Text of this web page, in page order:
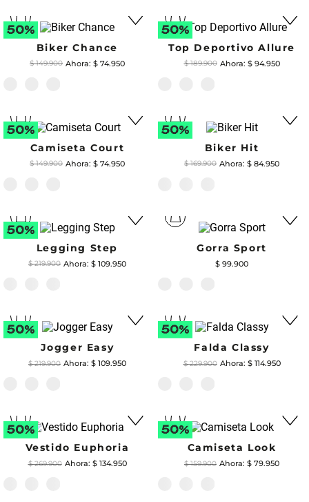
Biker Chance
$ 149.900 $ 74.950
Top Deportivo Allure
$ 189.900 $ 94.950
Camiseta Court
$ 149.900 $ 74.950
Biker Hit
$ 169.900 $ 84.950
Legging Step
$ 219.900 $ 109.950
Gorra Sport
$ 99.900
Jogger Easy
$ 219.900 $ 109.950
Falda Classy
$ 229.900 $ 114.950
Vestido Euphoria
$ 269.900 $ 134.950
Camiseta Look
$ 159.900 $ 79.950